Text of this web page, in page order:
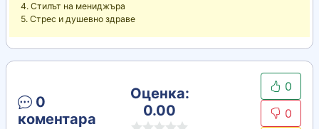
4. Стилът на мениджъра
5. Стрес и душевно здраве
0
коментара
Оценка:
0.00
0
0